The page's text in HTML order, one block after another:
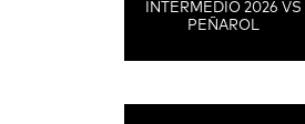
INTERMEDIO 2026 VS
PEÑAROL